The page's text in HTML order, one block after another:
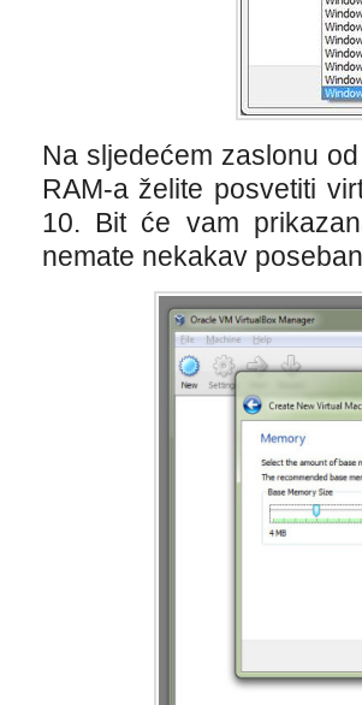
Na sljedećem zaslonu
RAM-a želite posvetiti
10. Bit će vam
nemate nekakav